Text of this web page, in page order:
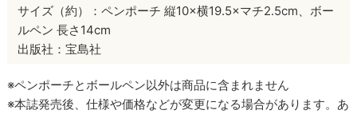
サイズ（約）：ペンポーチ 縦10×横19.5×マチ2.5cm、ボー
ルペン 長さ14cm
出版社：宝島社
※ペンポーチとボールペン以外は商品に含まれません
※本誌発売後、仕様や価格などが変更になる場合があります。あ